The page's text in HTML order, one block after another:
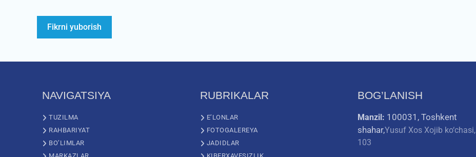
NAVIGATSIYA
TUZILMA
RAHBARIYAT
BO’LIMLAR
RUBRIKALAR
E’LONLAR
FOTOGALEREYA
JADIDLAR
BOG’LANISH
Manzil: 100031, Toshkent
shahar,Yusuf Xos Xojib ko‘chasi,
103